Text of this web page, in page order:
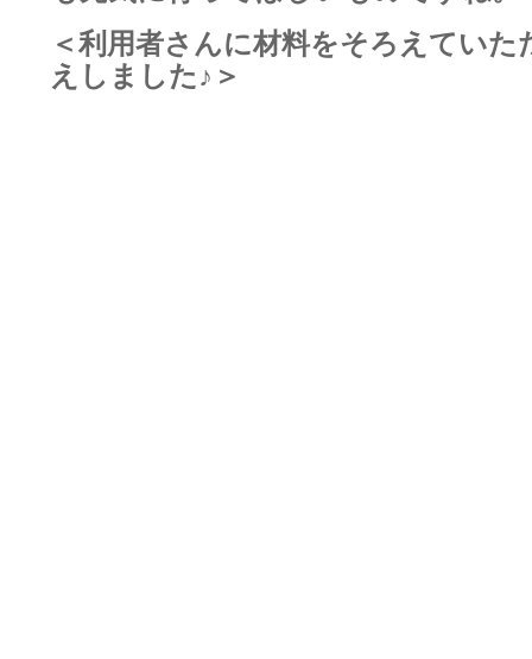
＜利用者さんに材料をそろえていた
えしました♪＞